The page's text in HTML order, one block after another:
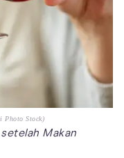
Photo Stock)
Makan